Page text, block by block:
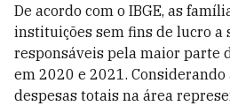
De acordo com o IBGE, as
instituições sem fins de lucro a
responsáveis pela maior parte
em 2020 e 2021. Considerando
despesas totais na área